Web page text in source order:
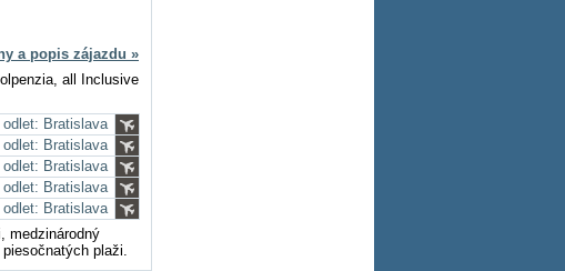
a popis zájazdu »
all Inclusive
odlet: Bratislava
odlet: Bratislava
odlet: Bratislava
odlet: Bratislava
odlet: Bratislava
medzinárodný
plaži.